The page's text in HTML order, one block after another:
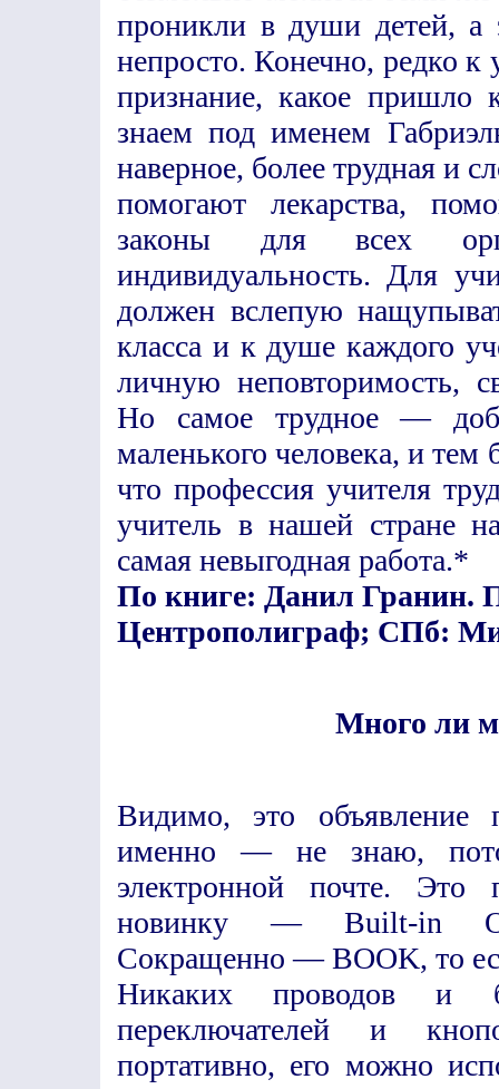
проникли в души детей, а
непросто. Конечно, редко к
признание, какое пришло
знаем под именем
наверное, более трудная и
помогают лекарства,
законы для всех
индивидуальность. Для
должен вслепую
класса и к душе каждого
личную неповторимость,
Но самое трудное —
маленького человека, и
что профессия учителя
учитель в нашей стране
самая невыгодная работа.*
По книге: Данил Гранин.
Центрополиграф; СПб:
Много ли
Видимо, это объявление
именно — не знаю,
электронной почте. Это
новинку — Built-in
Сокращенно — BOOK, то
Никаких проводов и
переключателей и
портативно, его можно